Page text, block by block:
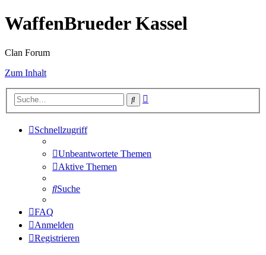
WaffenBrueder Kassel
Clan Forum
Zum Inhalt
Suche
Schnellzugriff
Unbeantwortete Themen
Aktive Themen
Suche
FAQ
Anmelden
Registrieren